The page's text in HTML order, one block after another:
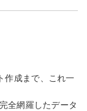
作成まで、これ一
全網羅したデータ